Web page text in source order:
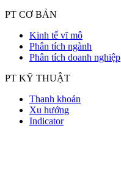
PT CƠ BẢN
Kinh tế vĩ mô
Phân tích ngành
Phân tích doanh nghiệp
PT KỸ THUẬT
Thanh khoản
Xu hướng
Indicator